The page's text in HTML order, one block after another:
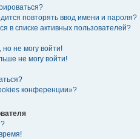
повторять ввод имени и пароля?
в списке активных пользователей?
но не могу войти!
не могу войти!
конференции»?